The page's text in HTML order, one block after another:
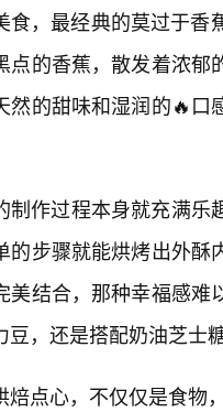
食，最经典的莫过于香
点的香蕉，散发着浓
然的甜味和湿润的🔥
制作过程本身就充满
的步骤就能烘烤出外
美结合，那种幸福感
豆，还是搭配奶油芝士
焙点心，不仅仅是食物